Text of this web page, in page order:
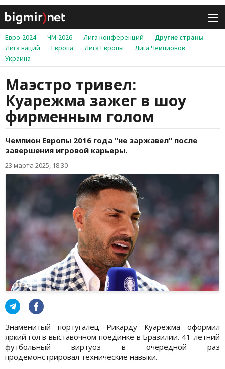
Евро-2024 ЧМ-2026 Лига конференций
Другие страны
Лига наций
Европа Лига Европы
Лига Чемпионов
Украина
Маэстро тривел:
Куарежма зажег в шоу
фирменным голом
Чемпион Европы 2016 года "не заржавел" после
завершения игровой карьеры.
23 марта 2025, 18:30
Знаменитый португалец Рикарду Куарежма оформил
яркий гол в выставочном поединке в Бразилии. 41-летний
футбольный виртуоз в очередной раз
продемонстрировал технические навыки.